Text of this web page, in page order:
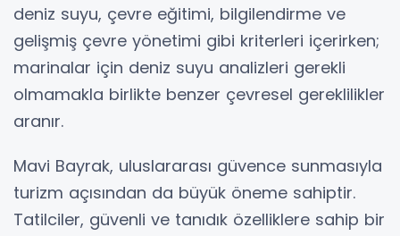
deniz suyu, çevre eğitimi, bilgilendirme ve
gelişmiş çevre yönetimi gibi kriterleri içerirken;
marinalar için deniz suyu analizleri gerekli
olmamakla birlikte benzer çevresel gereklilikler
aranır.
Mavi Bayrak, uluslararası güvence sunmasıyla
turizm açısından da büyük öneme sahiptir.
Tatilciler, güvenli ve tanıdık özelliklere sahip bir